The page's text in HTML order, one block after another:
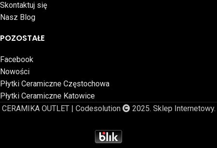
Skontaktuj się
Nasz Blog
POZOSTAŁE
Facebook
Nowości
Płytki Ceramiczne Częstochowa
Płytki Ceramiczne Katowice
CERAMIKA OUTLET | Codesolution
2025. Sklep Internetowy.